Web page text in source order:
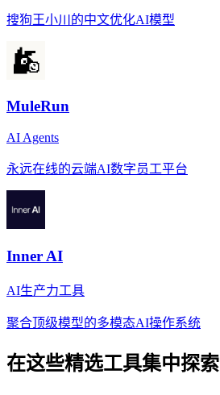
搜狗王小川的中文优化AI模型
MuleRun
AI Agents
永远在线的云端AI数字员工平台
Inner AI
AI生产力工具
聚合顶级模型的多模态AI操作系统
在这些精选工具集中探索